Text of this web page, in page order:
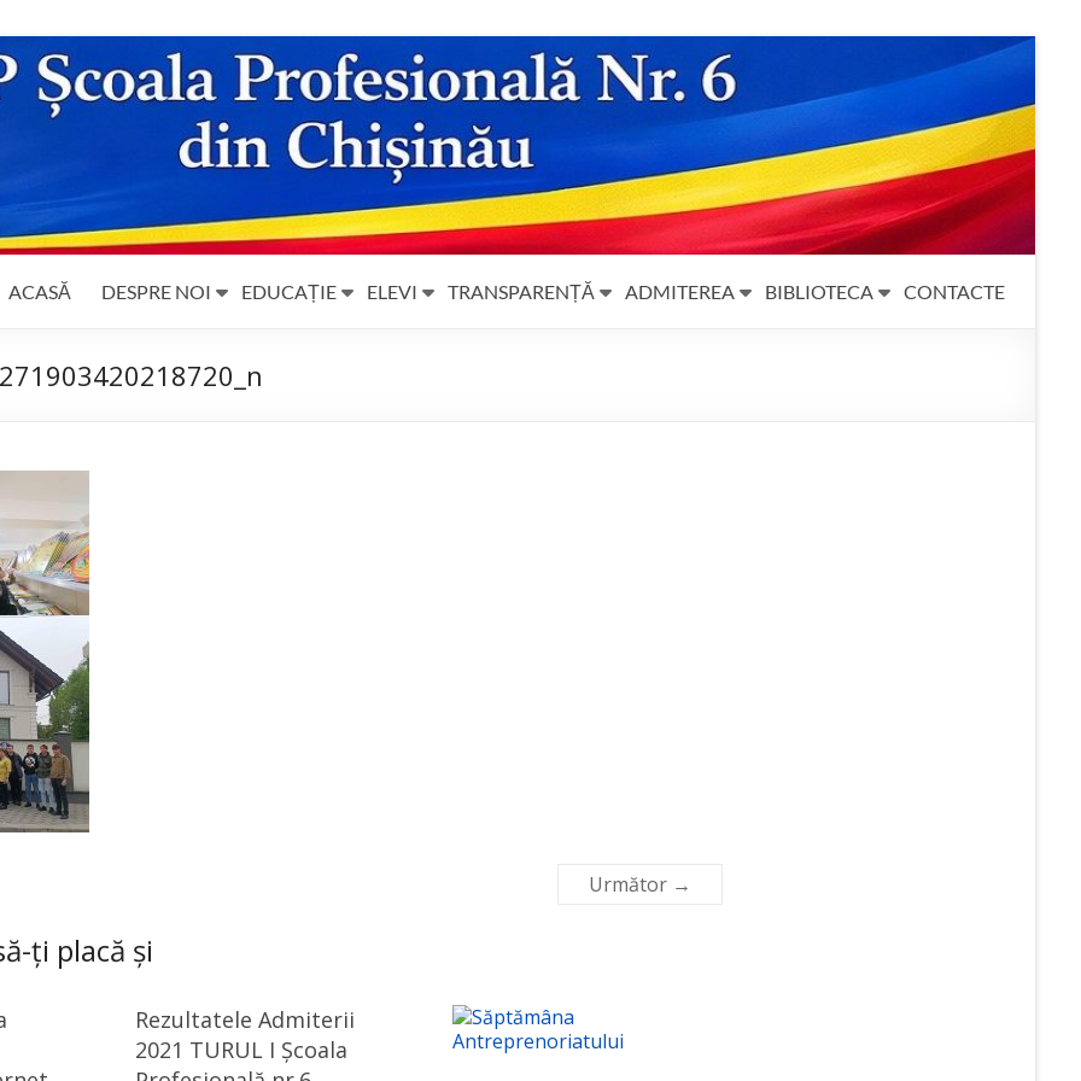
ACASĂ DESPRE NOI EDUCAȚIE ELEVI TRANSPARENȚĂ ADMITEREA BIBLIOTECA CONTACTE
Următor →
ți placă și
Rezultatele Admiterii
2021 TURUL I Școala